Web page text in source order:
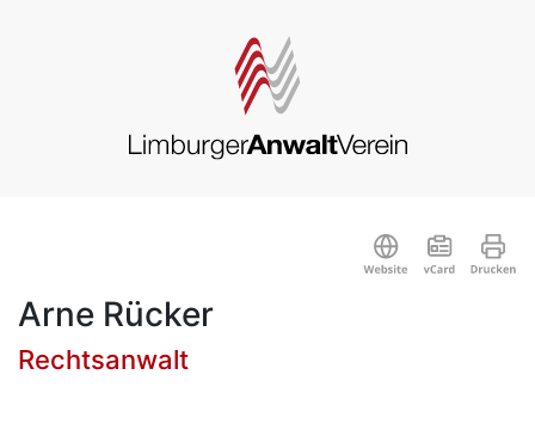
Arne Rücker
Rechtsanwalt